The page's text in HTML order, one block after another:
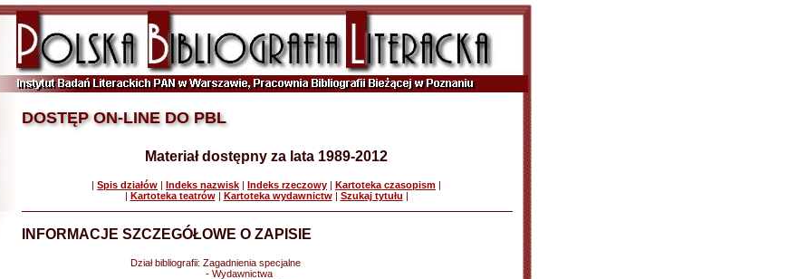
DOSTĘP ON-LINE DO PBL
Materiał dostępny za lata 1989-2012
| Spis działów | Indeks nazwisk | Indeks rzeczowy | Kartoteka czasopism |
| Kartoteka teatrów| Kartoteka wydawnictw| Szukaj tytułu |
INFORMACJE SZCZEGÓŁOWE O ZAPISIE
Dział bibliografii: Zagadnienia specjalne
- Wydawnictwa